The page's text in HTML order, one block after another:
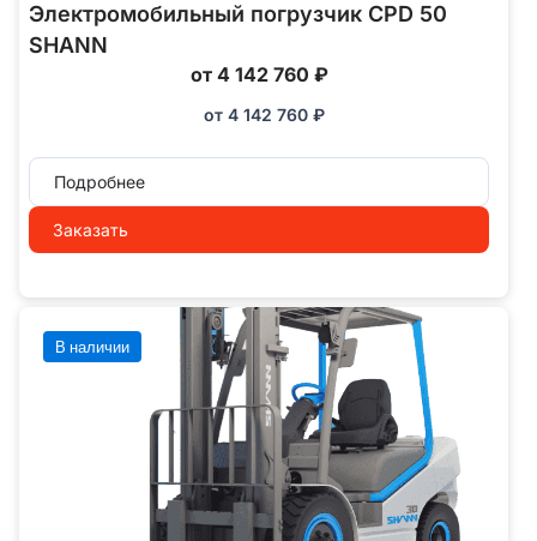
Электромобильный погрузчик CPD 50
SHANN
от 4 142 760 ₽
от 4 142 760 ₽
Подробнее
Заказать
В наличии